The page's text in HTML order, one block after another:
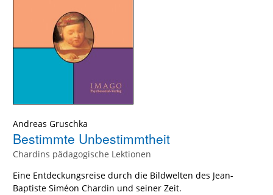
Andreas Gruschka
Bestimmte Unbestimmtheit
Chardins pädagogische Lektionen
Eine Entdeckungsreise durch die Bildwelten des Jean-
Baptiste Siméon Chardin und seiner Zeit.